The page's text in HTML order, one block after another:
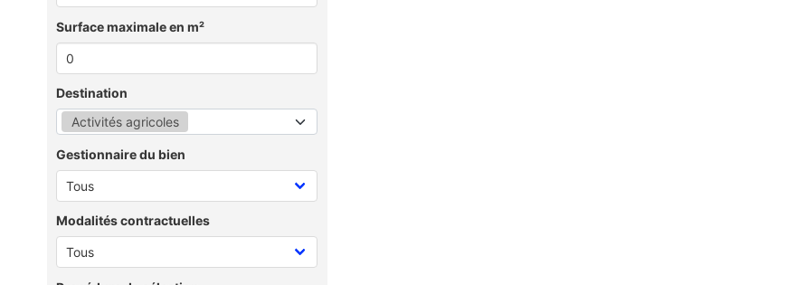
Surface maximale en m²
Destination
Activités agricoles
Gestionnaire du bien
Modalités contractuelles